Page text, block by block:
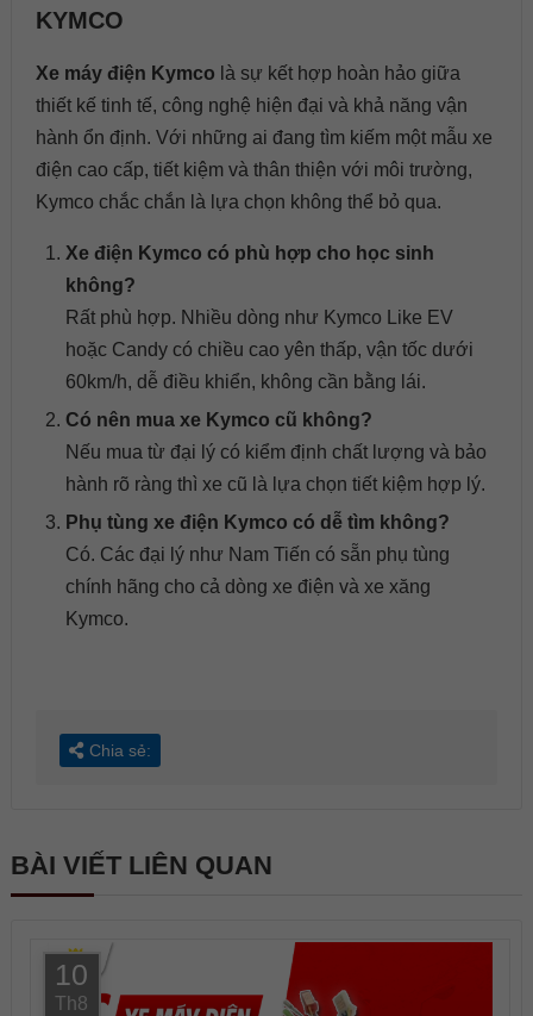
KYMCO
Xe máy điện Kymco là sự kết hợp hoàn hảo giữa
thiết kế tinh tế, công nghệ hiện đại và khả năng vận
hành ổn định. Với những ai đang tìm kiếm một mẫu xe
điện cao cấp, tiết kiệm và thân thiện với môi trường,
Kymco chắc chắn là lựa chọn không thể bỏ qua.
Xe điện Kymco có phù hợp cho học sinh
không?
Rất phù hợp. Nhiều dòng như Kymco Like EV
hoặc Candy có chiều cao yên thấp, vận tốc dưới
60km/h, dễ điều khiển, không cần bằng lái.
Có nên mua xe Kymco cũ không?
Nếu mua từ đại lý có kiểm định chất lượng và bảo
hành rõ ràng thì xe cũ là lựa chọn tiết kiệm hợp lý.
Phụ tùng xe điện Kymco có dễ tìm không?
Có. Các đại lý như Nam Tiến có sẵn phụ tùng
chính hãng cho cả dòng xe điện và xe xăng
Kymco.
Chia sẻ:
BÀI VIẾT LIÊN QUAN
10
Th8